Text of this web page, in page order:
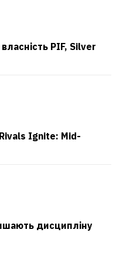
PIF, Silver
Ignite: Mid-
дисципліну